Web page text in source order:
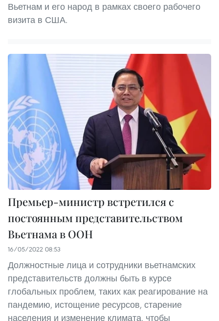
Вьетнам и его народ в рамках своего рабочего
визита в США.
Премьер-министр встретился с
постоянным представительством
Вьетнама в ООН
16/05/2022 08:53
Должностные лица и сотрудники вьетнамских
представительств должны быть в курсе
глобальных проблем, таких как реагирование на
пандемию, истощение ресурсов, старение
населения и изменение климата, чтобы